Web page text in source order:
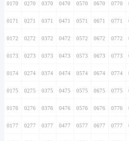
0170 0270 0370 0470 0570 0670 0770
0171 0271 0371 0471 0571 0671 0771
0172 0272 0372 0472 0572 0672 0772
0173 0273 0373 0473 0573 0673 0773
0174 0274 0374 0474 0574 0674 0774
0175 0275 0375 0475 0575 0675 0775
0176 0276 0376 0476 0576 0676 0776
0177 0277 0377 0477 0577 0677 0777